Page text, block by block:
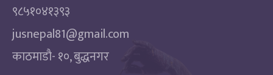
९८५१०४१३९३
jusnepal81@gmail.com
काठमाडाै‌- १०, बुद्धनगर